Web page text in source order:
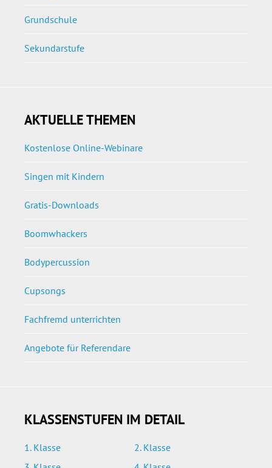
Grundschule
Sekundarstufe
AKTUELLE THEMEN
Kostenlose Online-Webinare
Singen mit Kindern
Gratis-Downloads
Boomwhackers
Bodypercussion
Cupsongs
Fachfremd unterrichten
Angebote für Referendare
KLASSENSTUFEN IM DETAIL
1. Klasse
2. Klasse